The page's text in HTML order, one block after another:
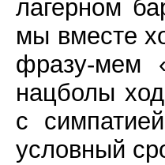
лагерном
мы вместе
фразу-мем
нацболы
с
условный